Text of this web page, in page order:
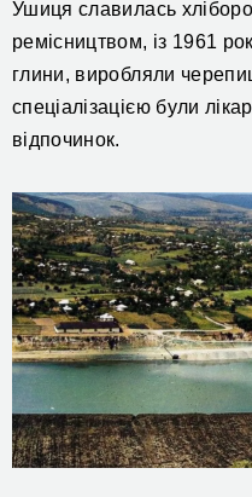
Ушиця славилась
ремісництвом, із 1961
глини, виробляли
спеціалізацією були
відпочинок.